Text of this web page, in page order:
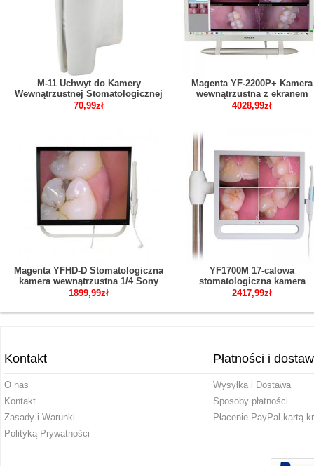
M-11 Uchwyt do Kamery
Wewnątrzustnej Stomatologicznej
70,99zł
Magenta YF-2200P+ Kamera
wewnątrzustna z ekranem
dotykowym i ekranem
4028,99zł
Magenta YFHD-D Stomatologiczna
kamera wewnątrzustna 1/4 Sony
CCD 17-calowy monitor i ramię
1899,99zł
YF1700M 17-calowa
stomatologiczna kamera
wewnątrzustna z monitorem
1024*768 pikseli
2417,99zł
Kontakt
O nas
Kontakt
Zasady i Warunki
Polityką Prywatności
Płatności i
Wysyłka i Dostawa
Sposoby płatności
Płacenie PayPal kartą